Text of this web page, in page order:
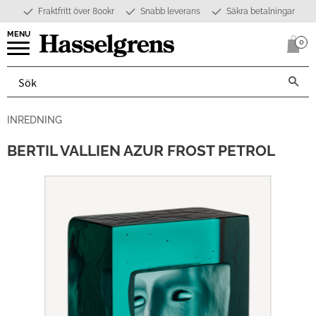
Meny
Fraktfritt över 800kr Snabb leverans Säkra betalningar
0
INREDNING
BERTIL VALLIEN AZUR FROST PETROL